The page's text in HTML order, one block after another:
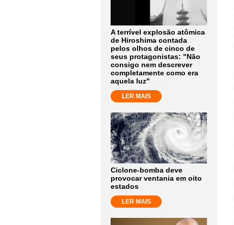
A terrível explosão atômica
de Hiroshima contada
pelos olhos de cinco de
seus protagonistas: "Não
consigo nem descrever
completamente como era
aquela luz"
LER MAIS
Ciclone-bomba deve
provocar ventania em oito
estados
LER MAIS